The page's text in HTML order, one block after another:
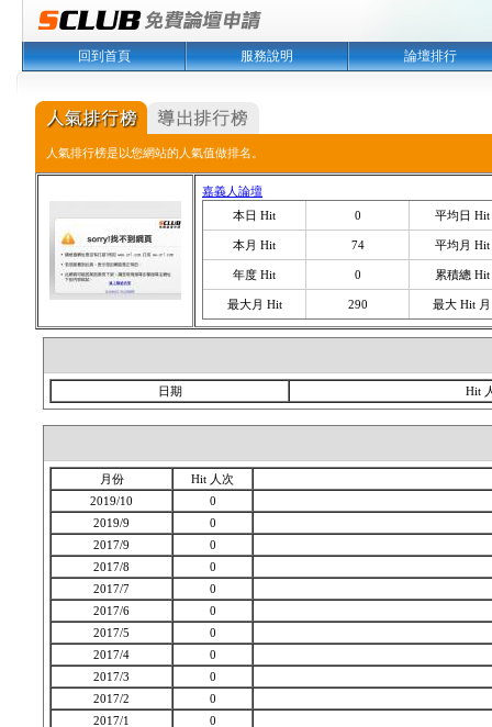
回到首頁 服務說明 論壇排行
人氣排行榜是以您網站的人氣值做排名。
嘉義人論壇
本日 Hit
0 平均日 Hit
本月 Hit 74 平均月 Hit
年度 Hit 0 累積總 Hit
最大月 Hit 290 最大 Hit 月
日期 Hit
月份
Hit 人次
2019/10
0
2019/9
0
2017/9
0
2017/8
0
2017/7
0
2017/6
0
2017/5
0
2017/4
0
2017/3
0
2017/2
0
2017/1
0